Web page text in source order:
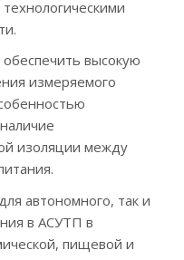
высокую
измеряемого
изоляции между
автономного, так и
в АСУТП в
пищевой и